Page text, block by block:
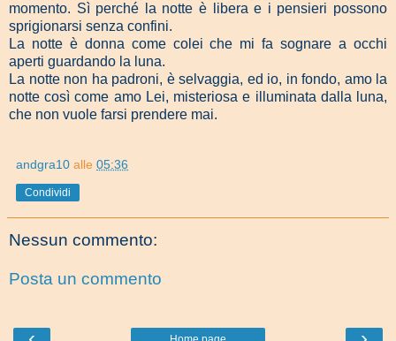
momento. Sì perché la notte è libera e i pensieri possono
sprigionarsi senza confini.
La notte è donna come colei che mi fa sognare a occhi
aperti guardando la luna.
La notte non ha padroni, è selvaggia, ed io, in fondo, amo la
notte così come amo Lei, misteriosa e illuminata dalla luna,
che non vuole farsi prendere mai.
andgra10 alle 05:36
Condividi
Nessun commento:
Posta un commento